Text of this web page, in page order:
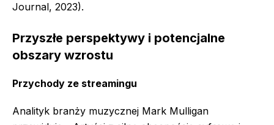
Journal, 2023).
Przyszłe perspektywy i potencjalne
obszary wzrostu
Przychody ze streamingu
Analityk branży muzycznej Mark Mulligan